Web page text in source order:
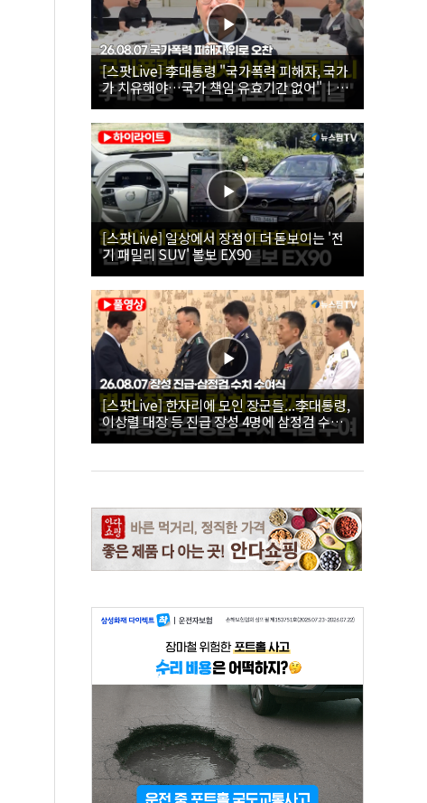
[스팟Live] 李대통령 "국가폭력 피해자, 국가
가 치유해야…국가 책임 유효기간 없어"｜
26.08.07 국가폭력 피해자 위로 오찬
[스팟Live] 일상에서 장점이 더 돋보이는 '전
기 패밀리 SUV' 볼보 EX90
[스팟Live] 한자리에 모인 장군들...李대통령,
이상렬 대장 등 진급 장성 4명에 삼정검 수치
직접 수여｜26.08.07 장성 진급·삼정검 수치